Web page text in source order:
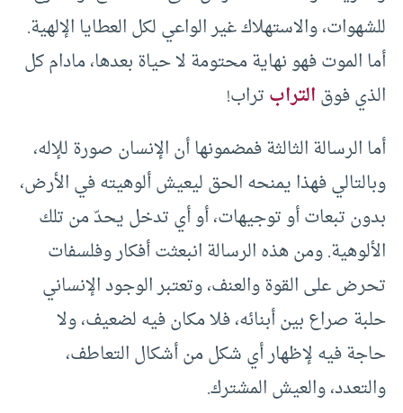
للشهوات، والاستهلاك غير الواعي لكل العطايا الإلهية.
أما الموت فهو نهاية محتومة لا حياة بعدها، مادام كل
الذي فوقالترابتراب!
أما الرسالة الثالثة فمضمونها أن الإنسان صورة للإله،
وبالتالي فهذا يمنحه الحق ليعيش ألوهيته في الأرض،
بدون تبعات أو توجيهات، أو أي تدخل يحدّ من تلك
الألوهية. ومن هذه الرسالة انبعثت أفكار وفلسفات
تحرض على القوة والعنف، وتعتبر الوجود الإنساني
حلبة صراع بين أبنائه، فلا مكان فيه لضعيف، ولا
حاجة فيه لإظهار أي شكل من أشكال التعاطف،
والتعدد، والعيش المشترك.